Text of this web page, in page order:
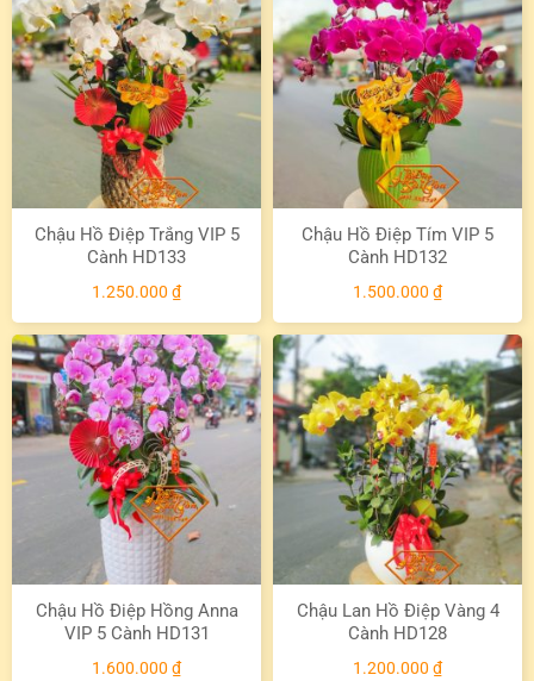
Chậu Hồ Điệp Trắng VIP 5
Cành HD133
1.250.000 ₫
Chậu Hồ Điệp Tím VIP 5
Cành HD132
1.500.000 ₫
Chậu Hồ Điệp Hồng Anna
VIP 5 Cành HD131
1.600.000 ₫
Chậu Lan Hồ Điệp Vàng 4
Cành HD128
1.200.000 ₫